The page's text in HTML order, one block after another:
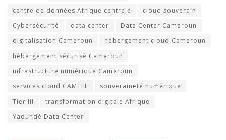
centre de données Afrique centrale
cloud souverain
Cybersécurité
data center
Data Center Cameroun
digitalisation Cameroun
hébergement cloud Cameroun
hébergement sécurisé Cameroun
infrastructure numérique Cameroun
services cloud CAMTEL
souveraineté numérique
Tier III
transformation digitale Afrique
Yaoundé Data Center